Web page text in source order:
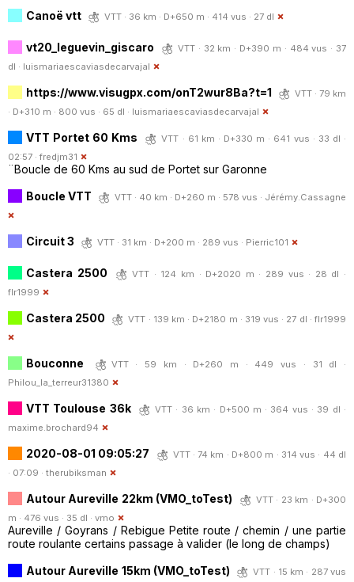
Canoë vtt VTT · 36 km · D+650 m · 414 vus · 27 dl
vt20_leguevin_giscaro
VTT · 32 km · D+390 m · 484 vus · 37
dl · luismariaescaviasdecarvajal
https://www.visugpx.com/onT2wur8Ba?t=1
VTT · 79 km
· D+310 m · 800 vus · 65 dl · luismariaescaviasdecarvajal
VTT Portet 60 Kms
VTT · 61 km · D+330 m · 641 vus · 33 dl ·
02:57 · fredjm31
¨Boucle de 60 Kms au sud de Portet sur Garonne
Boucle VTT
VTT · 40 km · D+260 m · 578 vus · Jérémy.Cassagne
Circuit 3 VTT · 31 km · D+200 m · 289 vus · Pierric101
Castera 2500
VTT · 124 km · D+2020 m · 289 vus · 28 dl ·
flr1999
Castera 2500 VTT · 139 km · D+2180 m · 319 vus · 27 dl · flr1999
Bouconne
VTT · 59 km · D+260 m · 449 vus · 31 dl ·
Philou_la_terreur31380
VTT Toulouse 36k
VTT · 36 km · D+500 m · 364 vus · 39 dl ·
maxime.brochard94
2020-08-01 09:05:27
VTT · 74 km · D+800 m · 314 vus · 44 dl
· 07:09 · therubiksman
Autour Aureville 22km (VMO_toTest)
VTT · 23 km · D+300
m · 476 vus · 35 dl · vmo
Aureville / Goyrans / Rebigue Petite route / chemin / une partie
route roulante certains passage à valider (le long de champs)
Autour Aureville 15km (VMO_toTest)
VTT · 15 km · 287 vus